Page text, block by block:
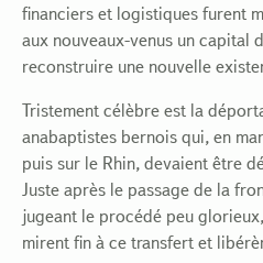
financiers et logistiques furent
aux nouveaux-venus un capital
reconstruire une nouvelle
Tristement célèbre est la
anabaptistes bernois qui, en
puis sur le Rhin, devaient être
Juste après le passage de la
jugeant le procédé peu
mirent fin à ce transfert et